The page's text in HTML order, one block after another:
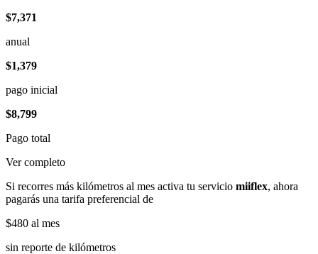
$7,371
anual
$1,379
pago inicial
$8,799
Pago total
Ver completo
Si recorres más kilómetros al mes activa tu servicio miiflex, ahora
pagarás una tarifa preferencial de
$480 al mes
sin reporte de kilómetros